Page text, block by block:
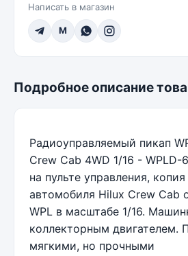
Написать в магазин
M
Подробное описание
Радиоуправляемый пикап
Crew Cab 4WD 1/16 - WPLD-
на пульте управления,
автомобиля Hilux Crew Cab
WPL в масштабе 1/16.
коллекторным двигателем.
мягкими, но прочными